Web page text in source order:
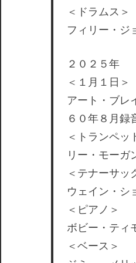
＜ドラムス＞
フィリー・ジ
２０２５年
＜１月１日＞
アート・ブレ
６０年８月録
＜トランペッ
リー・モーガ
＜テナーサッ
ウェイン・シ
＜ピアノ＞
ボビー・ティ
＜ベース＞